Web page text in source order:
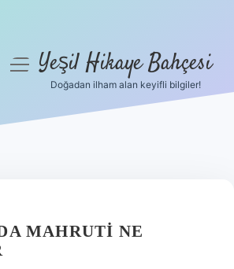
menüyüYeşil Hikaye Bahçesi
Doğadan ilham alan keyifli bilgiler!
MAHRUTI NE